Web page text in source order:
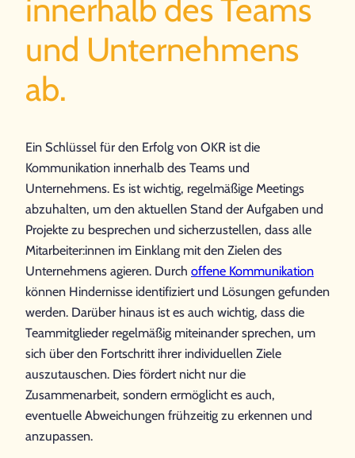
innerhalb des Teams
und Unternehmens
ab.
Ein Schlüssel für den Erfolg von OKR ist die
Kommunikation innerhalb des Teams und
Unternehmens. Es ist wichtig, regelmäßige Meetings
abzuhalten, um den aktuellen Stand der Aufgaben und
Projekte zu besprechen und sicherzustellen, dass alle
Mitarbeiter:innen im Einklang mit den Zielen des
Unternehmens agieren. Durch offene Kommunikation
können Hindernisse identifiziert und Lösungen gefunden
werden. Darüber hinaus ist es auch wichtig, dass die
Teammitglieder regelmäßig miteinander sprechen, um
sich über den Fortschritt ihrer individuellen Ziele
auszutauschen. Dies fördert nicht nur die
Zusammenarbeit, sondern ermöglicht es auch,
eventuelle Abweichungen frühzeitig zu erkennen und
anzupassen.